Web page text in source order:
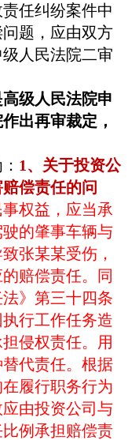
任纠纷案件中
题，应由双方
人民法院二审
级人民法院申
出再审裁定，
1、关于投资公
偿责任的问
权益，应当承
的肇事车辆与
张某某受伤，
赔偿责任。同
》第三十四条
行工作任务造
侵权责任。用
代责任。根据
履行职务行为
由投资公司与
例承担赔偿责